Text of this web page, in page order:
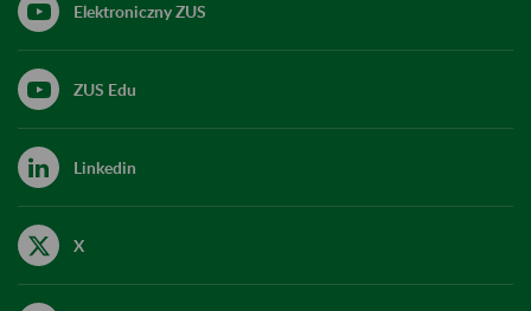
Elektroniczny ZUS
ZUS Edu
Linkedin
X